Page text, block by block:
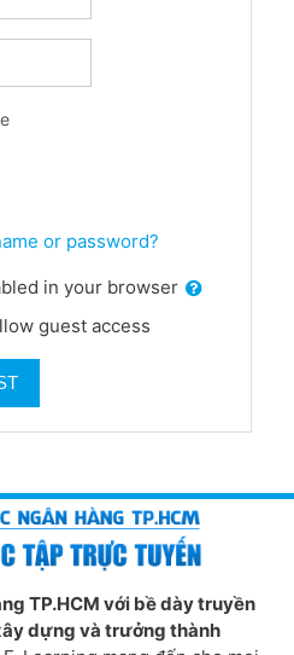
or password?
in your browser
guest access
TP.HCM với bề dày truyền
dựng và trưởng thành